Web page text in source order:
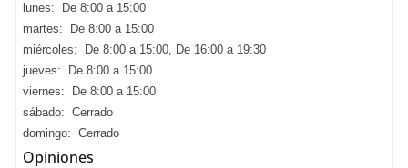
lunes: De 8:00 a 15:00
martes: De 8:00 a 15:00
miércoles: De 8:00 a 15:00, De 16:00 a 19:30
jueves: De 8:00 a 15:00
viernes: De 8:00 a 15:00
sábado: Cerrado
domingo: Cerrado
Opiniones